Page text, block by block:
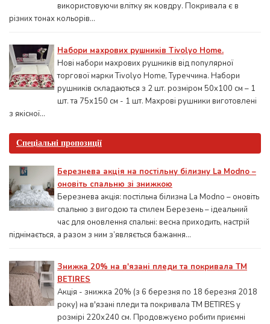
використовуючи влітку як ковдру. Покривала є в
різних тонах кольорів...
Набори махрових рушників Tivolyo Home.
Нові набори махрових рушників від популярної
торгової марки Tivolyo Home, Туреччина. Набори
рушників складаються з 2 шт. розміром 50x100 см – 1
шт. та 75х150 см - 1 шт. Махрові рушники виготовлені
з якісної...
Спеціальні пропозиції
Березнева акція на постільну білизну La Modno –
оновіть спальню зі знижкою
Березнева акція: постільна білизна La Modno – оновіть
спальню з вигодою та стилем Березень – ідеальний
час для оновлення спальні: весна приходить, настрій
піднімається, а разом з ним з’являється бажання...
Знижка 20% на в'язані пледи та покривала ТМ
BETIRES
Акція - знижка 20% (з 6 березня по 18 березня 2018
року) на в'язані пледи та покривала ТМ BETIRES у
розмірі 220х240 см. Продовжуємо робити приємні